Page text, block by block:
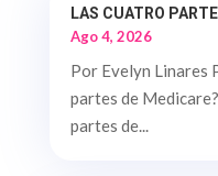
LAS CUATRO
Ago 4, 2026
Por Evelyn Linares
partes de
partes de...